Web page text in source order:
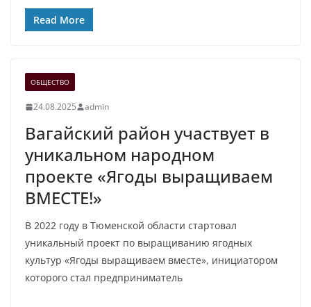
Read More
ОБЩЕСТВО
24.08.2025 admin
Вагайский район участвует в
уникальном народном
проекте «Ягоды выращиваем
ВМЕСТЕ!»
В 2022 году в Тюменской области стартовал
уникальный проект по выращиванию ягодных
культур «Ягоды выращиваем вместе», инициатором
которого стал предприниматель